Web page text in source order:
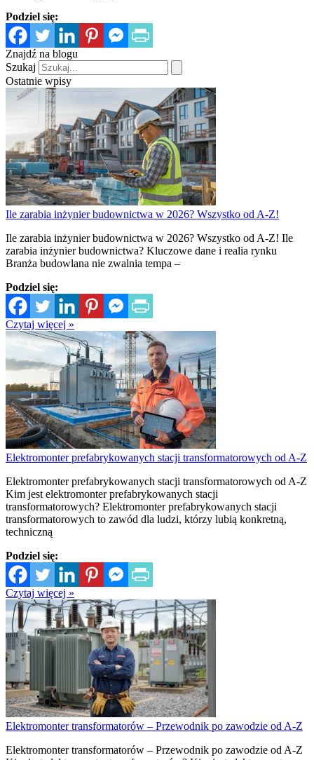
Podziel się:
Znajdź na blogu
Szukaj
Ostatnie wpisy
Ile zarabia inżynier budownictwa w 2026? Wszystko od A-Z!
Ile zarabia inżynier budownictwa w 2026? Wszystko od A-Z! Ile
zarabia inżynier budownictwa? Kluczowe dane i realia rynku
Branża budowlana nie zwalnia tempa –
Podziel się:
Czytaj więcej »
Elektromonter prefabrykowanych stacji transformatorowych od A-Z
Elektromonter prefabrykowanych stacji transformatorowych od A-Z
Kim jest elektromonter prefabrykowanych stacji
transformatorowych? Elektromonter prefabrykowanych stacji
transformatorowych to zawód dla ludzi, którzy lubią konkretną,
techniczną
Podziel się:
Czytaj więcej »
Elektromonter transformatorów – Przewodnik po zawodzie od A-Z
Elektromonter transformatorów – Przewodnik po zawodzie od A-Z